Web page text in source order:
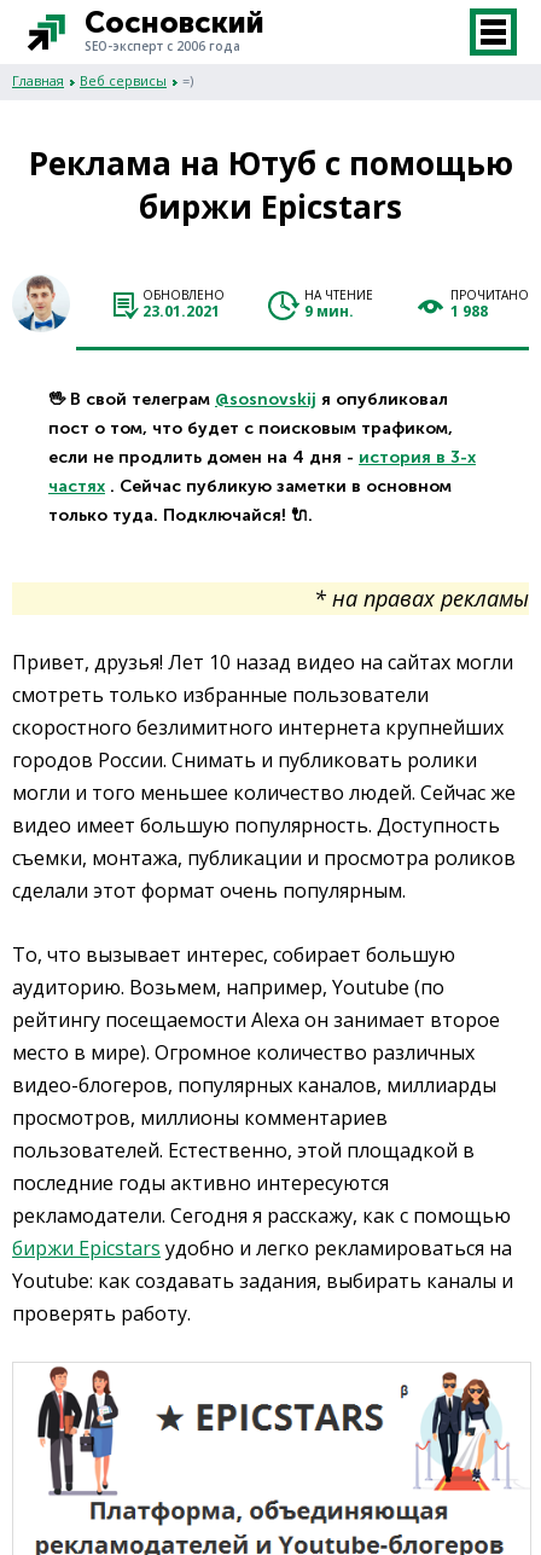
Сосновский
SEO-эксперт с 2006 года
Главная Веб сервисы =)
Реклама на Ютуб с помощью
биржи Epicstars
ОБНОВЛЕНО
23.01.2021
НА ЧТЕНИЕ
9 мин.
ПРОЧИТАНО
1 988
🖖 В свой телеграм @sosnovskij я опубликовал
пост о том, что будет с поисковым трафиком,
если не продлить домен на 4 дня - история в 3-х
частях . Сейчас публикую заметки в основном
только туда. Подключайся! 🔌.
* на правах рекламы
Привет, друзья! Лет 10 назад видео на сайтах могли
смотреть только избранные пользователи
скоростного безлимитного интернета крупнейших
городов России. Снимать и публиковать ролики
могли и того меньшее количество людей. Сейчас же
видео имеет большую популярность. Доступность
съемки, монтажа, публикации и просмотра роликов
сделали этот формат очень популярным.
То, что вызывает интерес, собирает большую
аудиторию. Возьмем, например, Youtube (по
рейтингу посещаемости Alexa он занимает второе
место в мире). Огромное количество различных
видео-блогеров, популярных каналов, миллиарды
просмотров, миллионы комментариев
пользователей. Естественно, этой площадкой в
последние годы активно интересуются
рекламодатели. Сегодня я расскажу, как с помощью
биржи Epicstars удобно и легко рекламироваться на
Youtube: как создавать задания, выбирать каналы и
проверять работу.